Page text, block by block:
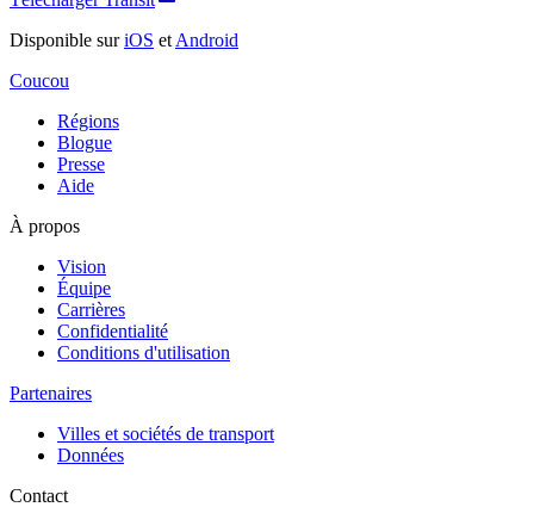
Disponible suriOS et Android
Coucou
Régions
Blogue
Presse
Aide
À propos
Vision
Équipe
Carrières
Confidentialité
Conditions d'utilisation
Partenaires
Villes et sociétés de transport
Données
Contact